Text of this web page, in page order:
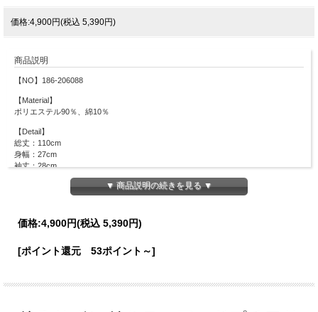
価格:4,900円(税込 5,390円)
商品説明
【NO】186-206088
【Material】
ポリエステル90％、綿10％
【Detail】
総丈：110cm
身幅：27cm
袖丈：28cm
【Color】#36 クリーム/ #05 ブラック
ございます。 色合いはモニター環境により若干の誤差が出ます。 ライティングや
せ。
▼ 商品説明の続きを見る ▼
価格:4,900円(税込 5,390円)
[ポイント還元 53ポイント～]